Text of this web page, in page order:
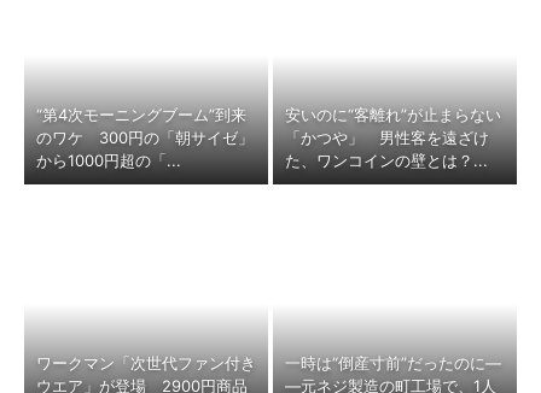
“第4次モーニングブーム”到来
のワケ 300円の「朝サイゼ」
から1000円超の「...
安いのに“客離れ”が止まらない
「かつや」 男性客を遠ざけ
た、ワンコインの壁とは？...
ワークマン「次世代ファン付き
ウエア」が登場 2900円商品
一時は“倒産寸前”だったのに―
―元ネジ製造の町工場で、1人